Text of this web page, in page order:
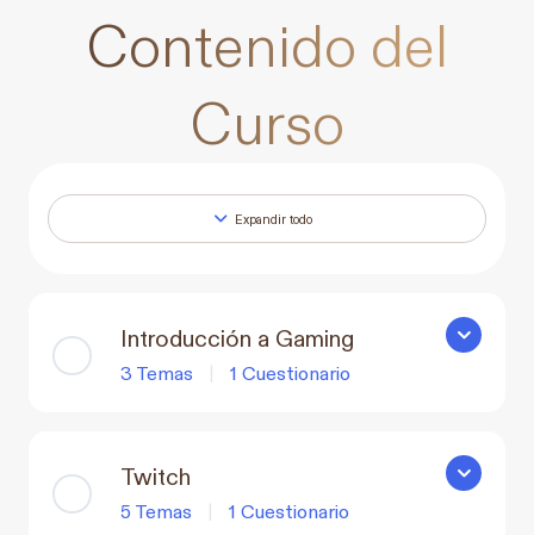
Contenido del
Curso
Expandir todo
Lecciones
Introducción a Gaming
3 Temas | 1 Cuestionario
Twitch
5 Temas | 1 Cuestionario
Twitch